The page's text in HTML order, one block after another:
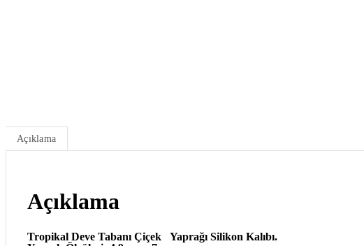
Açıklama
Açıklama
Tropikal Deve Tabanı Çiçek
Yaprağı Silikon Kalıbı.